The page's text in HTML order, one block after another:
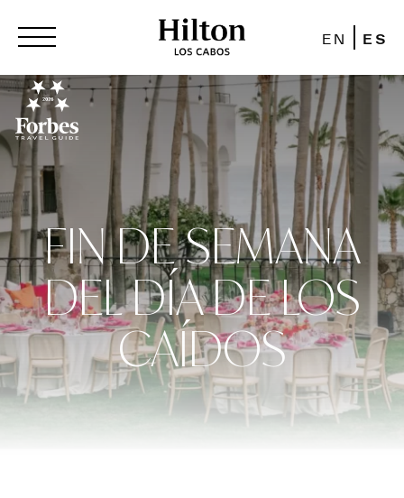
EN ES
FIN DE SEMANA
DEL DÍA DE LOS
CAÍDOS